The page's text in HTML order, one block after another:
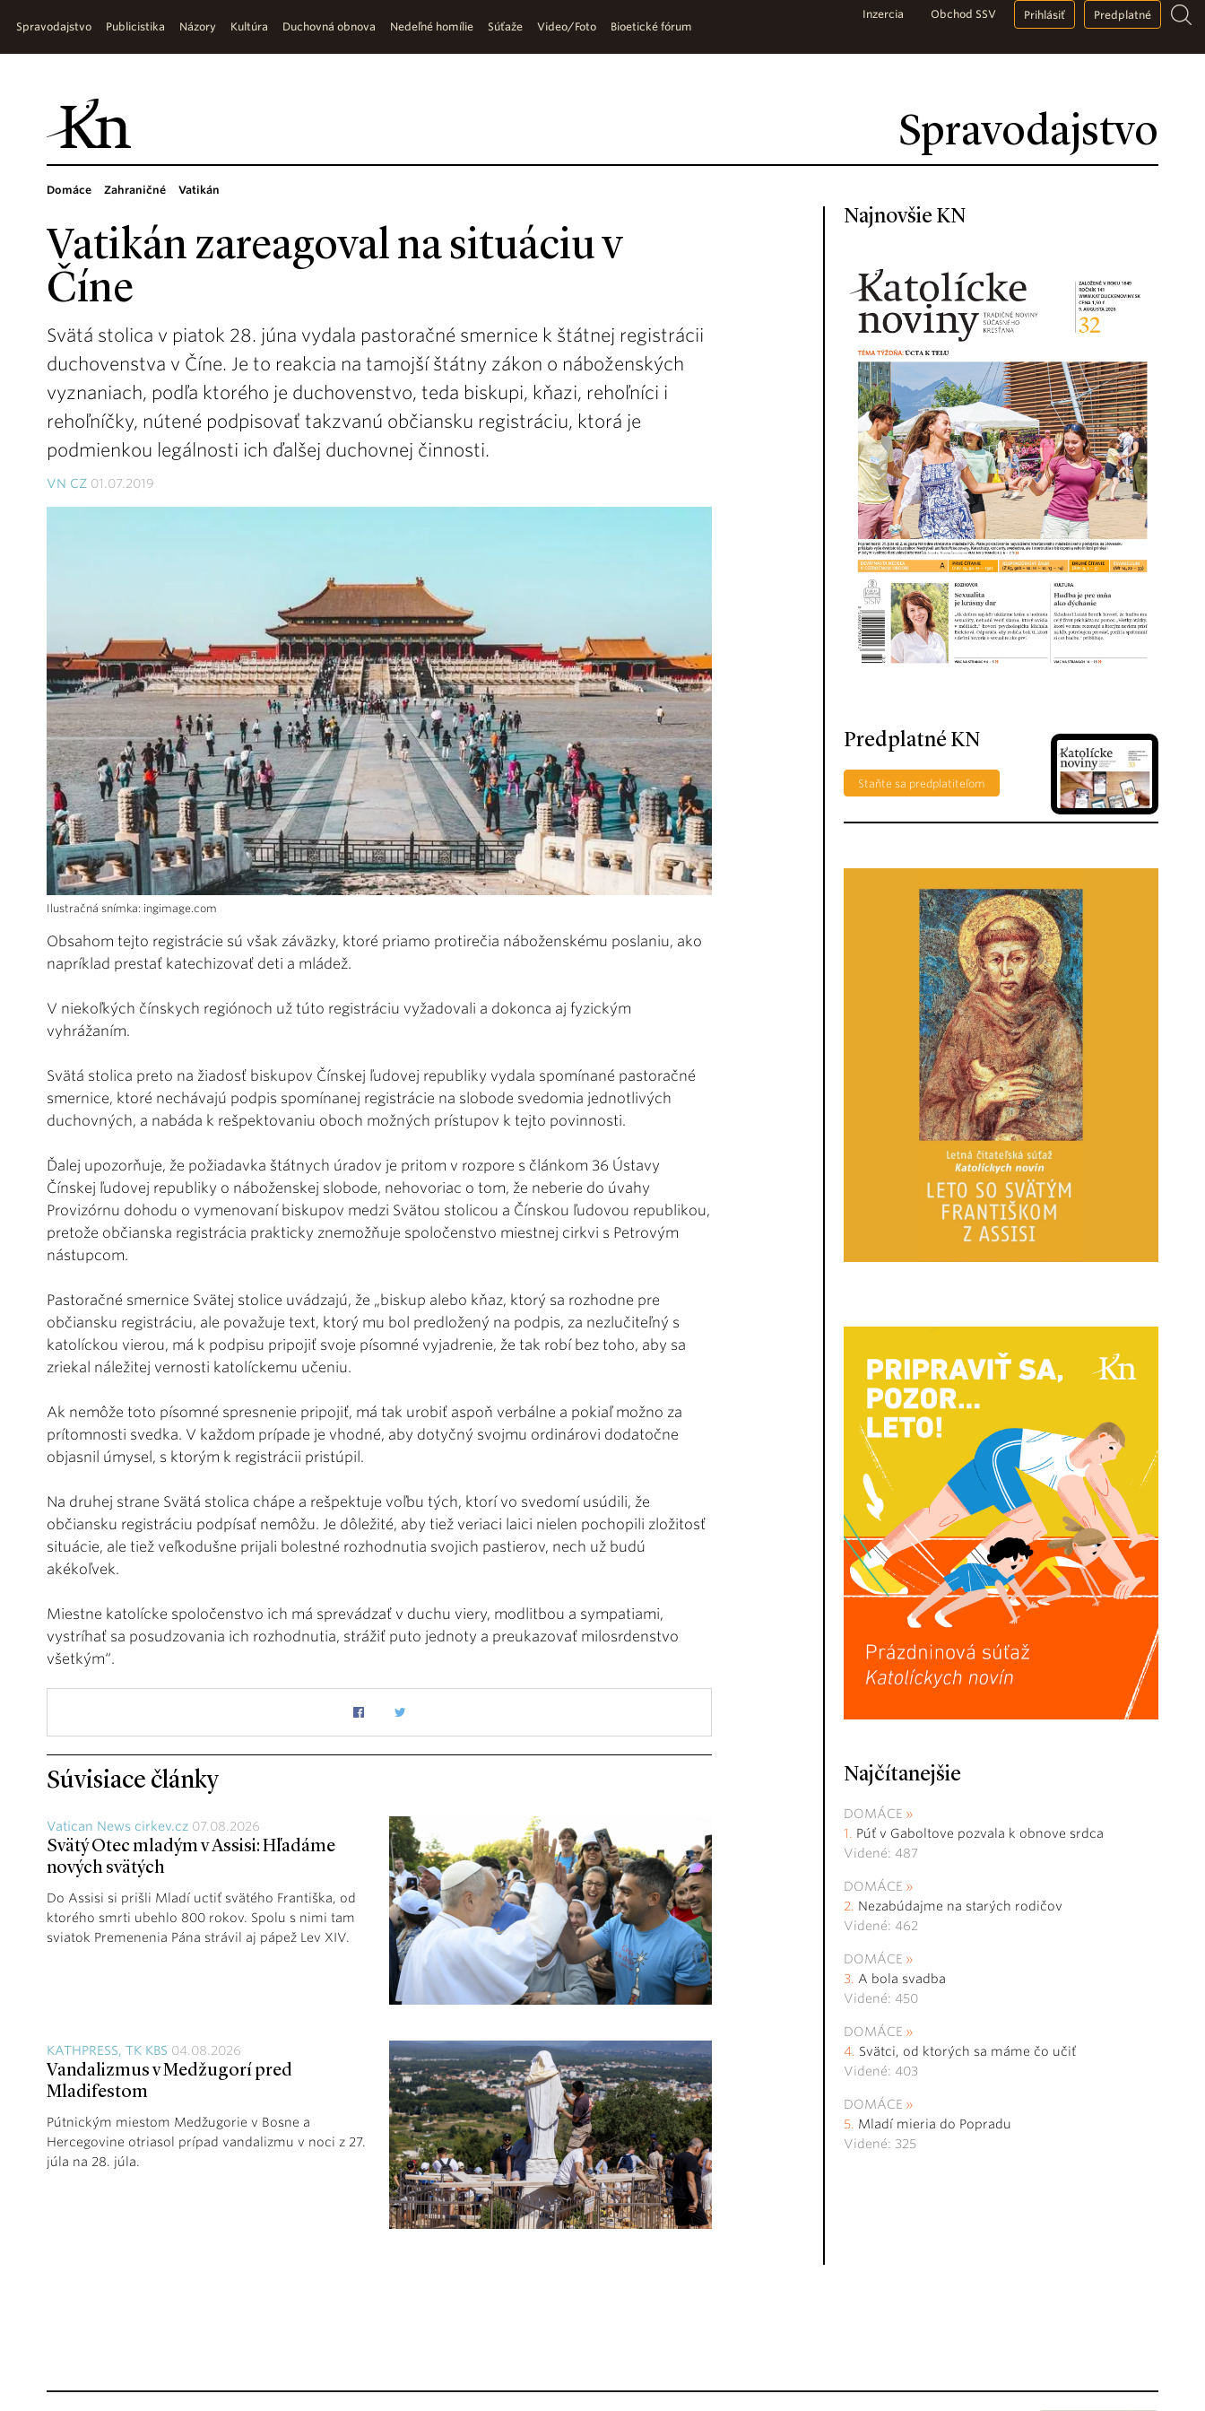
Spravodajstvo
Spravodajstvo Publicistika Názory Kultúra Duchovná obnova Nedeľné homílie Súťaže Video/Foto Bioetické fórum
Inzercia Obchod SSV Prihlásiť Predplatné
Domáce Zahraničné Vatikán
Vatikán zareagoval na situáciu v
Číne
Svätá stolica v piatok 28. júna vydala pastoračné smernice k štátnej registrácii
duchovenstva v Číne. Je to reakcia na tamojší štátny zákon o náboženských
vyznaniach, podľa ktorého je duchovenstvo, teda biskupi, kňazi, rehoľníci i
rehoľníčky, nútené podpisovať takzvanú občiansku registráciu, ktorá je
podmienkou legálnosti ich ďalšej duchovnej činnosti.
VN CZ 01.07.2019
Ilustračná snímka: ingimage.com
Obsahom tejto registrácie sú však záväzky, ktoré priamo protirečia náboženskému poslaniu, ako
napríklad prestať katechizovať deti a mládež.
V niekoľkých čínskych regiónoch už túto registráciu vyžadovali a dokonca aj fyzickým
vyhrážaním.
Svätá stolica preto na žiadosť biskupov Čínskej ľudovej republiky vydala spomínané pastoračné
smernice, ktoré nechávajú podpis spomínanej registrácie na slobode svedomia jednotlivých
duchovných, a nabáda k rešpektovaniu oboch možných prístupov k tejto povinnosti.
Ďalej upozorňuje, že požiadavka štátnych úradov je pritom v rozpore s článkom 36 Ústavy
Čínskej ľudovej republiky o náboženskej slobode, nehovoriac o tom, že neberie do úvahy
Provizórnu dohodu o vymenovaní biskupov medzi Svätou stolicou a Čínskou ľudovou republikou,
pretože občianska registrácia prakticky znemožňuje spoločenstvo miestnej cirkvi s Petrovým
nástupcom.
Pastoračné smernice Svätej stolice uvádzajú, že „biskup alebo kňaz, ktorý sa rozhodne pre
občiansku registráciu, ale považuje text, ktorý mu bol predložený na podpis, za nezlučiteľný s
katolíckou vierou, má k podpisu pripojiť svoje písomné vyjadrenie, že tak robí bez toho, aby sa
zriekal náležitej vernosti katolíckemu učeniu.
Ak nemôže toto písomné spresnenie pripojiť, má tak urobiť aspoň verbálne a pokiaľ možno za
prítomnosti svedka. V každom prípade je vhodné, aby dotyčný svojmu ordinárovi dodatočne
objasnil úmysel, s ktorým k registrácii pristúpil.
Na druhej strane Svätá stolica chápe a rešpektuje voľbu tých, ktorí vo svedomí usúdili, že
občiansku registráciu podpísať nemôžu. Je dôležité, aby tiež veriaci laici nielen pochopili zložitosť
situácie, ale tiež veľkodušne prijali bolestné rozhodnutia svojich pastierov, nech už budú
akékoľvek.
Miestne katolícke spoločenstvo ich má sprevádzať v duchu viery, modlitbou a sympatiami,
vystríhať sa posudzovania ich rozhodnutia, strážiť puto jednoty a preukazovať milosrdenstvo
všetkým“.
Súvisiace články
Vatican News cirkev.cz 07.08.2026
Svätý Otec mladým v Assisi: Hľadáme
nových svätých
Do Assisi si prišli Mladí uctiť svätého Františka, od
ktorého smrti ubehlo 800 rokov. Spolu s nimi tam
sviatok Premenenia Pána strávil aj pápež Lev XIV.
KATHPRESS, TK KBS 04.08.2026
Vandalizmus v Medžugorí pred
Mladifestom
Pútnickým miestom Medžugorie v Bosne a
Hercegovine otriasol prípad vandalizmu v noci z 27.
júla na 28. júla.
Najnovšie KN
Predplatné KN
Staňte sa predplatiteľom
Najčítanejšie
DOMÁCE
Púť v Gaboltove pozvala k obnove srdca
Videné: 487
DOMÁCE
Nezabúdajme na starých rodičov
Videné: 462
DOMÁCE
A bola svadba
Videné: 450
DOMÁCE
Svätci, od ktorých sa máme čo učiť
Videné: 403
DOMÁCE
Mladí mieria do Popradu
Videné: 325